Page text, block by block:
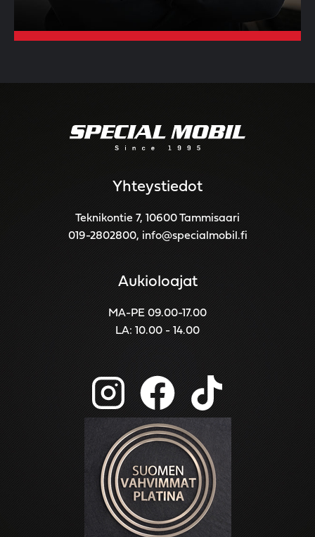
Yhteystiedot
Teknikontie 7, 10600 Tammisaari
019-2802800, info@specialmobil.fi
Aukioloajat
MA-PE 09.00-17.00
LA: 10.00 - 14.00